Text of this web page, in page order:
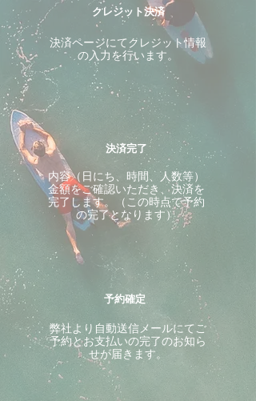
クレジット決済
決済ページにてクレジット情報
の入力を行います。
決済完了
内容（日にち、時間、人数等）
金額をご確認いただき、決済を
完了します。（この時点で予約
の完了となります）
予約確定
​弊社より自動送信メールにてご
予約とお支払いの完了のお知ら
せが届きます。